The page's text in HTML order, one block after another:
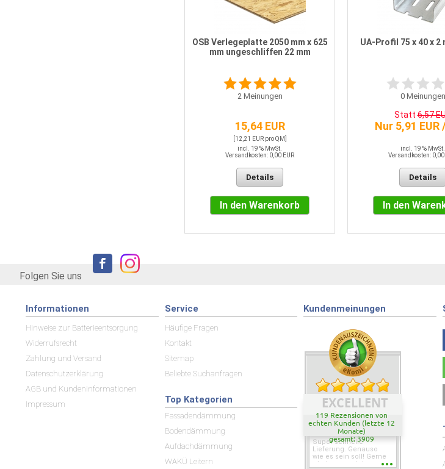
OSB Verlegeplatte 2050 mm x 625
mm ungeschliffen 22 mm
2 Meinungen
15,64 EUR
[12,21 EUR pro QM]
incl. 19 % MwSt.
Versandkosten: 0,00 EUR
Details
In den Warenkorb
UA-Profil 75 x 40 x 2
0Meinungen
Statt6,57
Nur 5,91 EUR
incl. 19 % MwSt.
Versandkosten: 0,00
Details
In den
Folgen Sie uns
Informationen
Hinweise zur Batterieentsorgung
Widerrufsrecht
Zahlung und Versand
Datenschutzerklärung
AGB und Kundeninformationen
Impressum
Service
Häufige Fragen
Kontakt
Sitemap
Beliebte Suchanfragen
Top Kategorien
Fassadendämmung
Bodendämmung
Aufdachdämmung
WAKÜ Leitern
Kundenmeinungen
EXCELLENT
119 Rezensionen von
echten Kunden (letzte 12
Monate)
gesamt: 3909
Super schnelle
Lieferung. Genauso
wie es sein soll! Gerne
wieder wenn ich was